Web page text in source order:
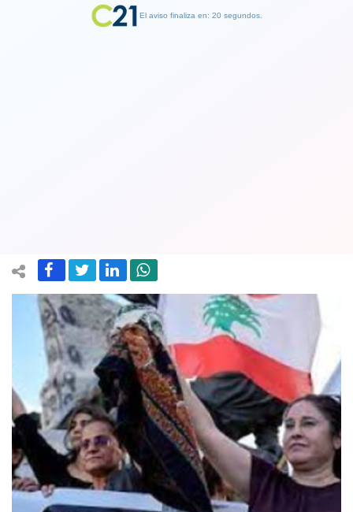
El aviso finaliza en: 19 segundos.